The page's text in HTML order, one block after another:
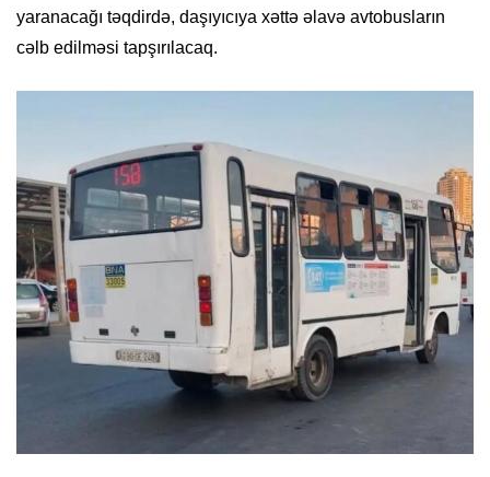
yaranacağı təqdirdə, daşıyıcıya xəttə əlavə avtobusların
cəlb edilməsi tapşırılacaq.